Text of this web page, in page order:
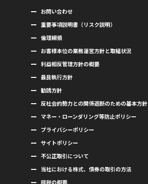
お問い合わせ
重要事項説明書（リスク説明）
倫理綱領
お客様本位の業務運営方針と取組状況
利益相反管理方針の概要
最良執行方針
勧誘方針
反社会的勢力との関係遮断のための基本方針
マネー・ローンダリング等防止ポリシー
プライバシーポリシー
サイトポリシー
不公正取引について
当社における株式、債券の取引の方法
租税の概要